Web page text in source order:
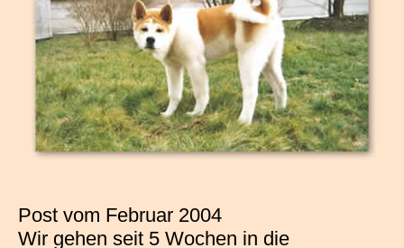
Post vom Februar 2004
Wir gehen seit 5 Wochen in die